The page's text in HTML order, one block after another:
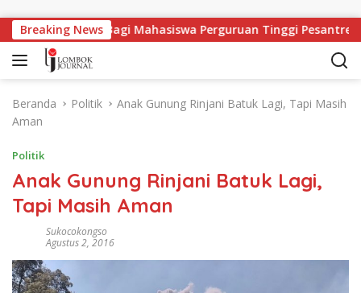
Breaking News
Kerja Bagi Mahasiswa Perguruan Tinggi Pesantren
Beranda Politik
Anak Gunung Rinjani Batuk Lagi, Tapi Masih
Aman
Politik
Anak Gunung Rinjani Batuk Lagi,
Tapi Masih Aman
Sukocokongso
Agustus 2, 2016